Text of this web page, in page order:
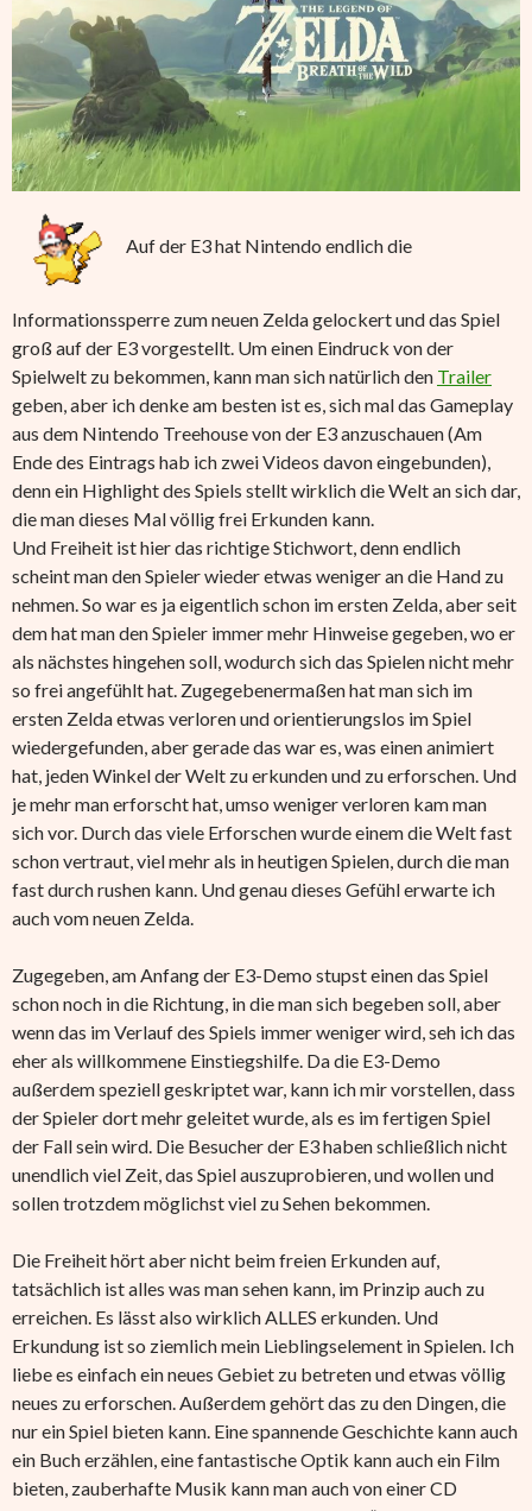
Auf der E3 hat Nintendo endlich die
Informationssperre zum neuen Zelda gelockert und das Spiel
groß auf der E3 vorgestellt. Um einen Eindruck von der
Spielwelt zu bekommen, kann man sich natürlich den Trailer
geben, aber ich denke am besten ist es, sich mal das Gameplay
aus dem Nintendo Treehouse von der E3 anzuschauen (Am
Ende des Eintrags hab ich zwei Videos davon eingebunden),
denn ein Highlight des Spiels stellt wirklich die Welt an sich dar,
die man dieses Mal völlig frei Erkunden kann.
Und Freiheit ist hier das richtige Stichwort, denn endlich
scheint man den Spieler wieder etwas weniger an die Hand zu
nehmen. So war es ja eigentlich schon im ersten Zelda, aber seit
dem hat man den Spieler immer mehr Hinweise gegeben, wo er
als nächstes hingehen soll, wodurch sich das Spielen nicht mehr
so frei angefühlt hat. Zugegebenermaßen hat man sich im
ersten Zelda etwas verloren und orientierungslos im Spiel
wiedergefunden, aber gerade das war es, was einen animiert
hat, jeden Winkel der Welt zu erkunden und zu erforschen. Und
je mehr man erforscht hat, umso weniger verloren kam man
sich vor. Durch das viele Erforschen wurde einem die Welt fast
schon vertraut, viel mehr als in heutigen Spielen, durch die man
fast durch rushen kann. Und genau dieses Gefühl erwarte ich
auch vom neuen Zelda.
Zugegeben, am Anfang der E3-Demo stupst einen das Spiel
schon noch in die Richtung, in die man sich begeben soll, aber
wenn das im Verlauf des Spiels immer weniger wird, seh ich das
eher als willkommene Einstiegshilfe. Da die E3-Demo
außerdem speziell geskriptet war, kann ich mir vorstellen, dass
der Spieler dort mehr geleitet wurde, als es im fertigen Spiel
der Fall sein wird. Die Besucher der E3 haben schließlich nicht
unendlich viel Zeit, das Spiel auszuprobieren, und wollen und
sollen trotzdem möglichst viel zu Sehen bekommen.
Die Freiheit hört aber nicht beim freien Erkunden auf,
tatsächlich ist alles was man sehen kann, im Prinzip auch zu
erreichen. Es lässt also wirklich ALLES erkunden. Und
Erkundung ist so ziemlich mein Lieblingselement in Spielen. Ich
liebe es einfach ein neues Gebiet zu betreten und etwas völlig
neues zu erforschen. Außerdem gehört das zu den Dingen, die
nur ein Spiel bieten kann. Eine spannende Geschichte kann auch
ein Buch erzählen, eine fantastische Optik kann auch ein Film
bieten, zauberhafte Musik kann man auch von einer CD